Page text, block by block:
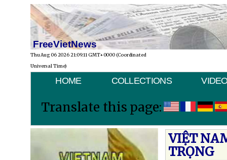
FreeVietNews
Thu Aug 06 2026 21:09:11 GMT+0000 (Coordinated
Universal Time)
HOME COLLECTIONS
Translate this page:
VIỆT
TRỌNG